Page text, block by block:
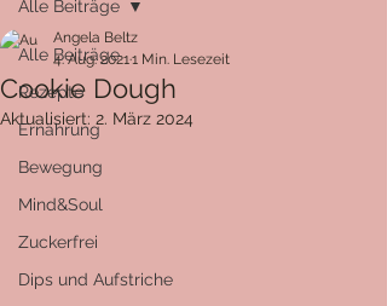
Alle Beiträge
Rezepte
Ernährung
Bewegung
Mind&Soul
Zuckerfrei
Dips und Aufstriche
Alle Beiträge
Cookie Dough
Angela Beltz
4. Aug. 20211 Min. Lesezeit
Aktualisiert: 2. März 2024